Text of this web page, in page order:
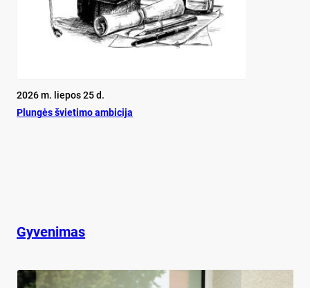
2026 m. liepos 25 d.
Plun­gės švie­ti­mo am­bi­ci­ja
Gyvenimas